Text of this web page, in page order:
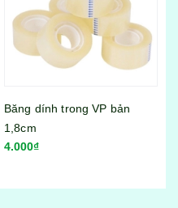
Bộ hộp thực phẩm 17 món
Song Long No:3089